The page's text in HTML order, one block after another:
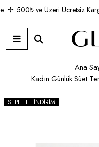
500₺ ve Üzeri Ücretsiz
Ana
Kadın Günlük Süet
SEPETTE İNDIRIM